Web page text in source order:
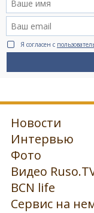
Я согласен с
Новости
Интервью
Фото
Видео
BCN life
Сервис на